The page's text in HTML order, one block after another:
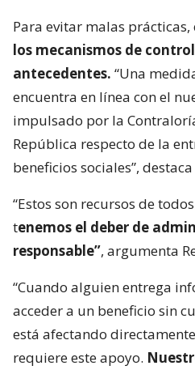
Para evitar malas
los mecanismos de
antecedentes. “Una
encuentra en línea con el
impulsado por la
República respecto de la
beneficios sociales”,
“Estos son recursos de
tenemos el deber de
responsable”, argumenta
“Cuando alguien entrega
acceder a un beneficio sin
está afectando
requiere este apoyo.